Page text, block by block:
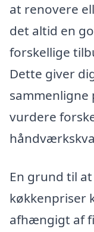
at renovere
det altid en
forskellige
Dette giver
sammenligne
vurdere
En grund til
køkkenpriser
afhængigt af